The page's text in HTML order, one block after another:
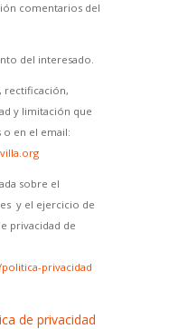
comentarios del
del interesado.
rectificación,
y limitación que
en el email:
sobre el
y el ejercicio de
privacidad de
privacidad
de privacidad